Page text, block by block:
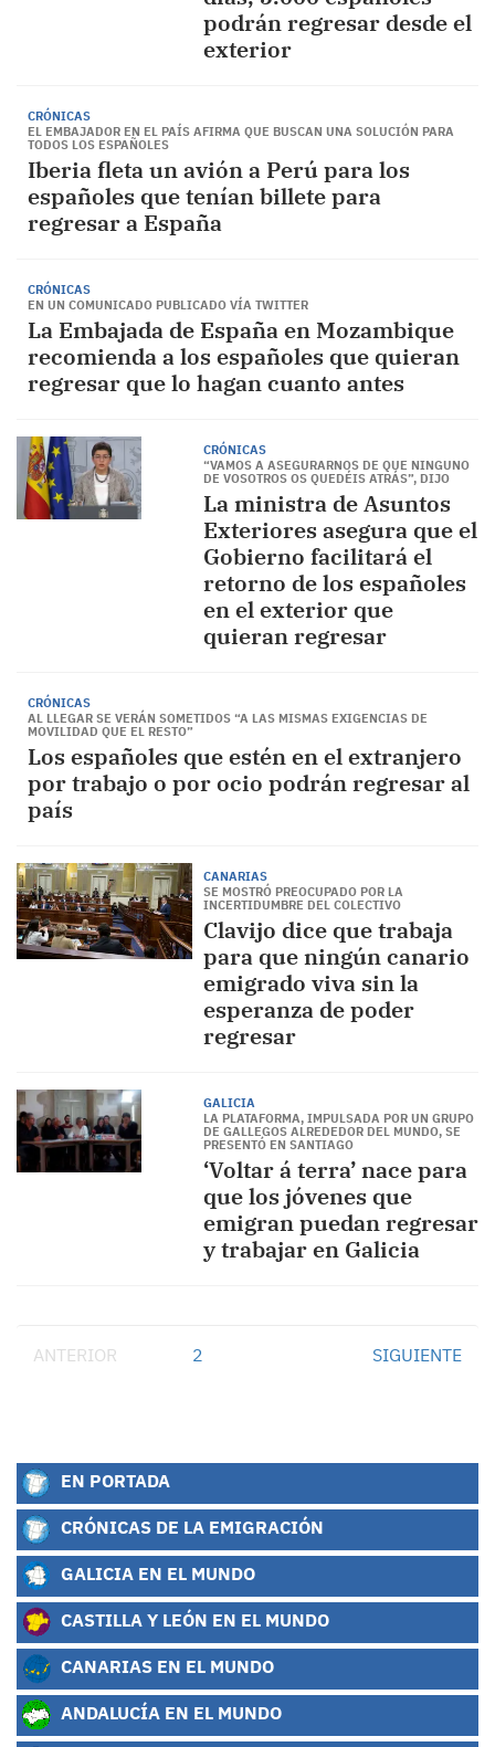
podrán regresar desde el
exterior
CRÓNICAS
EL EMBAJADOR EN EL PAÍS AFIRMA QUE BUSCAN UNA SOLUCIÓN PARA
TODOS LOS ESPAÑOLES
Iberia fleta un avión a Perú para los
españoles que tenían billete para
regresar a España
CRÓNICAS
EN UN COMUNICADO PUBLICADO VÍA TWITTER
La Embajada de España en Mozambique
recomienda a los españoles que quieran
regresar que lo hagan cuanto antes
CRÓNICAS
“VAMOS A ASEGURARNOS DE QUE NINGUNO
DE VOSOTROS OS QUEDÉIS ATRÁS”, DIJO
La ministra de Asuntos
Exteriores asegura que el
Gobierno facilitará el
retorno de los españoles
en el exterior que
quieran regresar
CRÓNICAS
AL LLEGAR SE VERÁN SOMETIDOS “A LAS MISMAS EXIGENCIAS DE
MOVILIDAD QUE EL RESTO”
Los españoles que estén en el extranjero
por trabajo o por ocio podrán regresar al
país
CANARIAS
SE MOSTRÓ PREOCUPADO POR LA
INCERTIDUMBRE DEL COLECTIVO
Clavijo dice que trabaja
para que ningún canario
emigrado viva sin la
esperanza de poder
regresar
GALICIA
LA PLATAFORMA, IMPULSADA POR UN GRUPO
DE GALLEGOS ALREDEDOR DEL MUNDO, SE
PRESENTÓ EN SANTIAGO
‘Voltar á terra’ nace para
que los jóvenes que
emigran puedan regresar
y trabajar en Galicia
ANTERIOR 2 SIGUIENTE
EN PORTADA
CRÓNICAS DE LA EMIGRACIÓN
GALICIA EN EL MUNDO
CASTILLA Y LEÓN EN EL MUNDO
CANARIAS EN EL MUNDO
ANDALUCÍA EN EL MUNDO